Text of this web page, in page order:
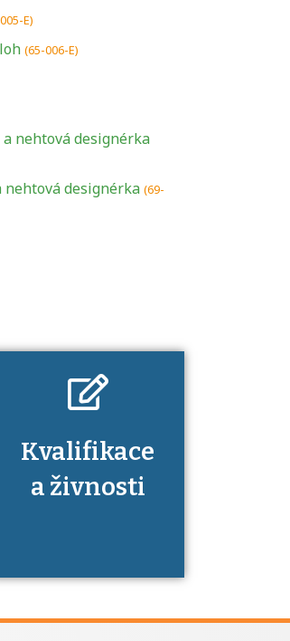
E)
(65-006-E)
nehtová designérka
designérka (69-
Kvalifikace
a živnosti
U řady živností je
jejímu získání